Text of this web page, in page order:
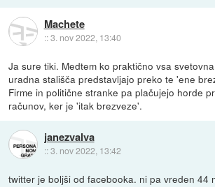
Machete
::3. nov 2022, 13:40
Ja sure tiki. Medtem ko praktično vsa
uradna stališča predstavljajo preko te 'ene
Firme in politične stranke pa plačujejo horde
računov, ker je 'itak brezveze'.
janezvalva
::3. nov 2022, 13:42
twitter je boljši od facebooka. ni pa vreden 44